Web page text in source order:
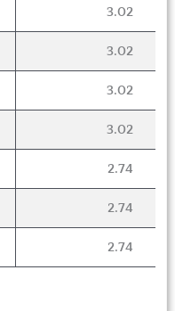
3.02
3.02
3.02
3.02
2.74
2.74
2.74